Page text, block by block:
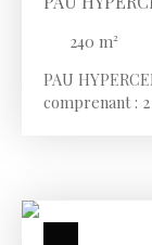
240 m²
PAU
comprenant :